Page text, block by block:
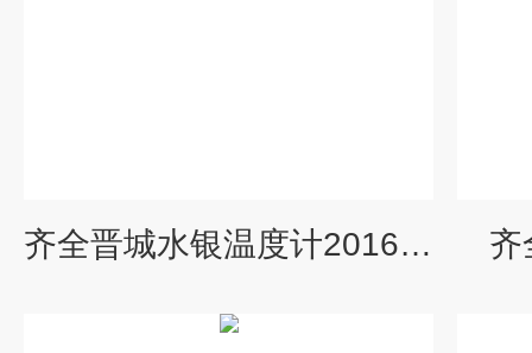
齐全晋城水银温度计2016*价格 齐